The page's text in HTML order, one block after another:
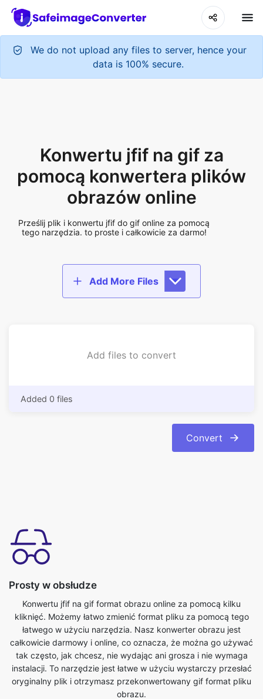
We do not upload any files to server, hence your
data is 100% secure.
obrazów online
Prześlij plik i konwertu jfif do gif online za pomocą
tego narzędzia. to proste i całkowicie za darmo!
Add More Files
Prosty w obsłudze
Konwertu jfif na gif format obrazu online za pomocą kilku
kliknięć. Możemy łatwo zmienić format pliku za pomocą tego
całkowicie darmowy i online, co oznacza, że można go używać
tak często, jak chcesz, nie wydając ani grosza i nie wymaga
instalacji. To narzędzie jest łatwe w użyciu wystarczy przesłać
oryginalny plik i otrzymasz przekonwertowany gif format pliku
obrazu.